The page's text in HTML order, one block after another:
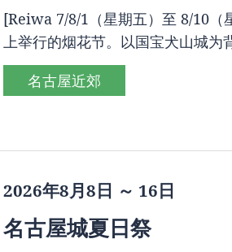
[Reiwa 7/8/1（星期五）至 8/10（
上举行的烟花节。以国宝犬山城为
名古屋近郊
2026年8月8日 ～ 16日
名古屋城夏日祭